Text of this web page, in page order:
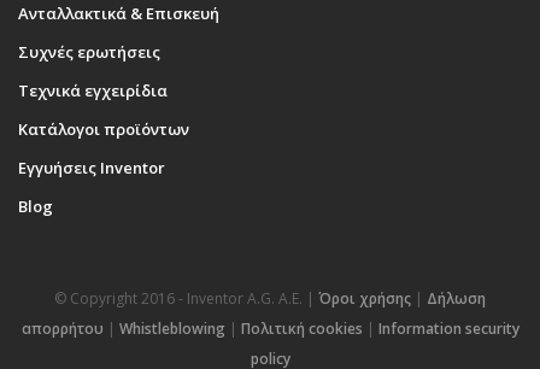
Ανταλλακτικά & Επισκευή
Συχνές ερωτήσεις
Τεχνικά εγχειρίδια
Κατάλογοι προϊόντων
Εγγυήσεις Inventor
Blog
© Copyright 2016 - Inventor A.G. Α.Ε. | Όροι χρήσης | Δήλωση
απορρήτου | Whistleblowing | Πολιτική cookies | Information security
policy